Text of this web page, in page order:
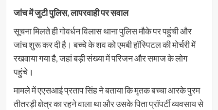
जांच में जुटी पुलिस, लापरवाही पर सवाल
सूचना मिलते ही गोवर्धन विलास थाना पुलिस मौके पर पहुंची और
जांच शुरू कर दी है। बच्चे के शव को एमबी हॉस्पिटल की मोर्चरी में
रखवाया गया है, जहां बड़ी संख्या में परिजन और समाज के लोग
पहुंचे।
मामले में एएसआई प्रताप सिंह ने बताया कि मृतक बच्चा आरके पुरम
तीतरड़ी क्षेत्र का रहने वाला था और उसके पिता प्रॉपर्टी व्यवसाय से